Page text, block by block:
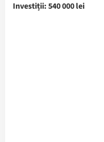
Investiții: 540 000 lei